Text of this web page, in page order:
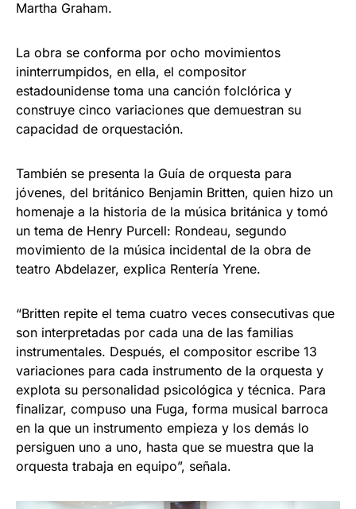
Martha Graham.
La obra se conforma por ocho movimientos
ininterrumpidos, en ella, el compositor
estadounidense toma una canción folclórica y
construye cinco variaciones que demuestran su
capacidad de orquestación.
También se presenta la Guía de orquesta para
jóvenes, del británico Benjamin Britten, quien hizo un
homenaje a la historia de la música británica y tomó
un tema de Henry Purcell: Rondeau, segundo
movimiento de la música incidental de la obra de
teatro Abdelazer, explica Rentería Yrene.
“Britten repite el tema cuatro veces consecutivas que
son interpretadas por cada una de las familias
instrumentales. Después, el compositor escribe 13
variaciones para cada instrumento de la orquesta y
explota su personalidad psicológica y técnica. Para
finalizar, compuso una Fuga, forma musical barroca
en la que un instrumento empieza y los demás lo
persiguen uno a uno, hasta que se muestra que la
orquesta trabaja en equipo”, señala.